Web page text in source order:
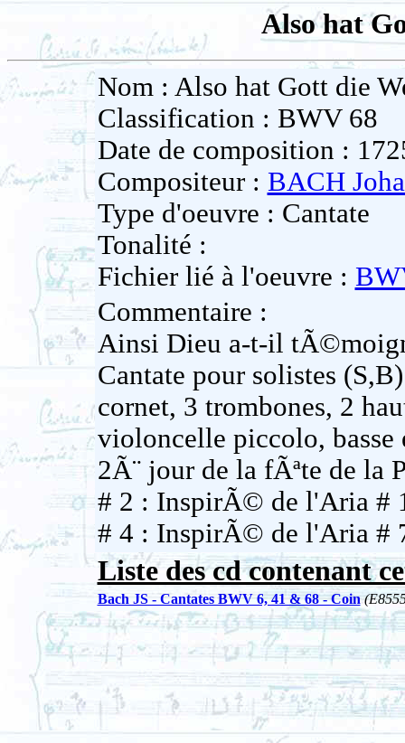
Also hat
Nom : Also hat Gott die
Classification : BWV 68
Date de composition :
Compositeur : BACH
Type d'oeuvre : Cantate
Tonalité :
Fichier lié à l'oeuvre :
Commentaire :
Ainsi Dieu a-t-il
Cantate pour solistes
cornet, 3 trombones, 2
violoncelle piccolo, basse
2Ã¨ jour de la fÃªte de la
# 2 : InspirÃ© de l'Aria #
# 4 : InspirÃ© de l'Aria #
Liste des cd contenant
Bach JS - Cantates BWV 6, 41 & 68 - Coin